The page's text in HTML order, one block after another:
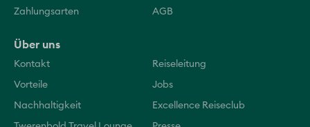
Zahlungsarten AGB
Über uns
Kontakt Reiseleitung
Vorteile Jobs
Nachhaltigkeit Excellence Reiseclub